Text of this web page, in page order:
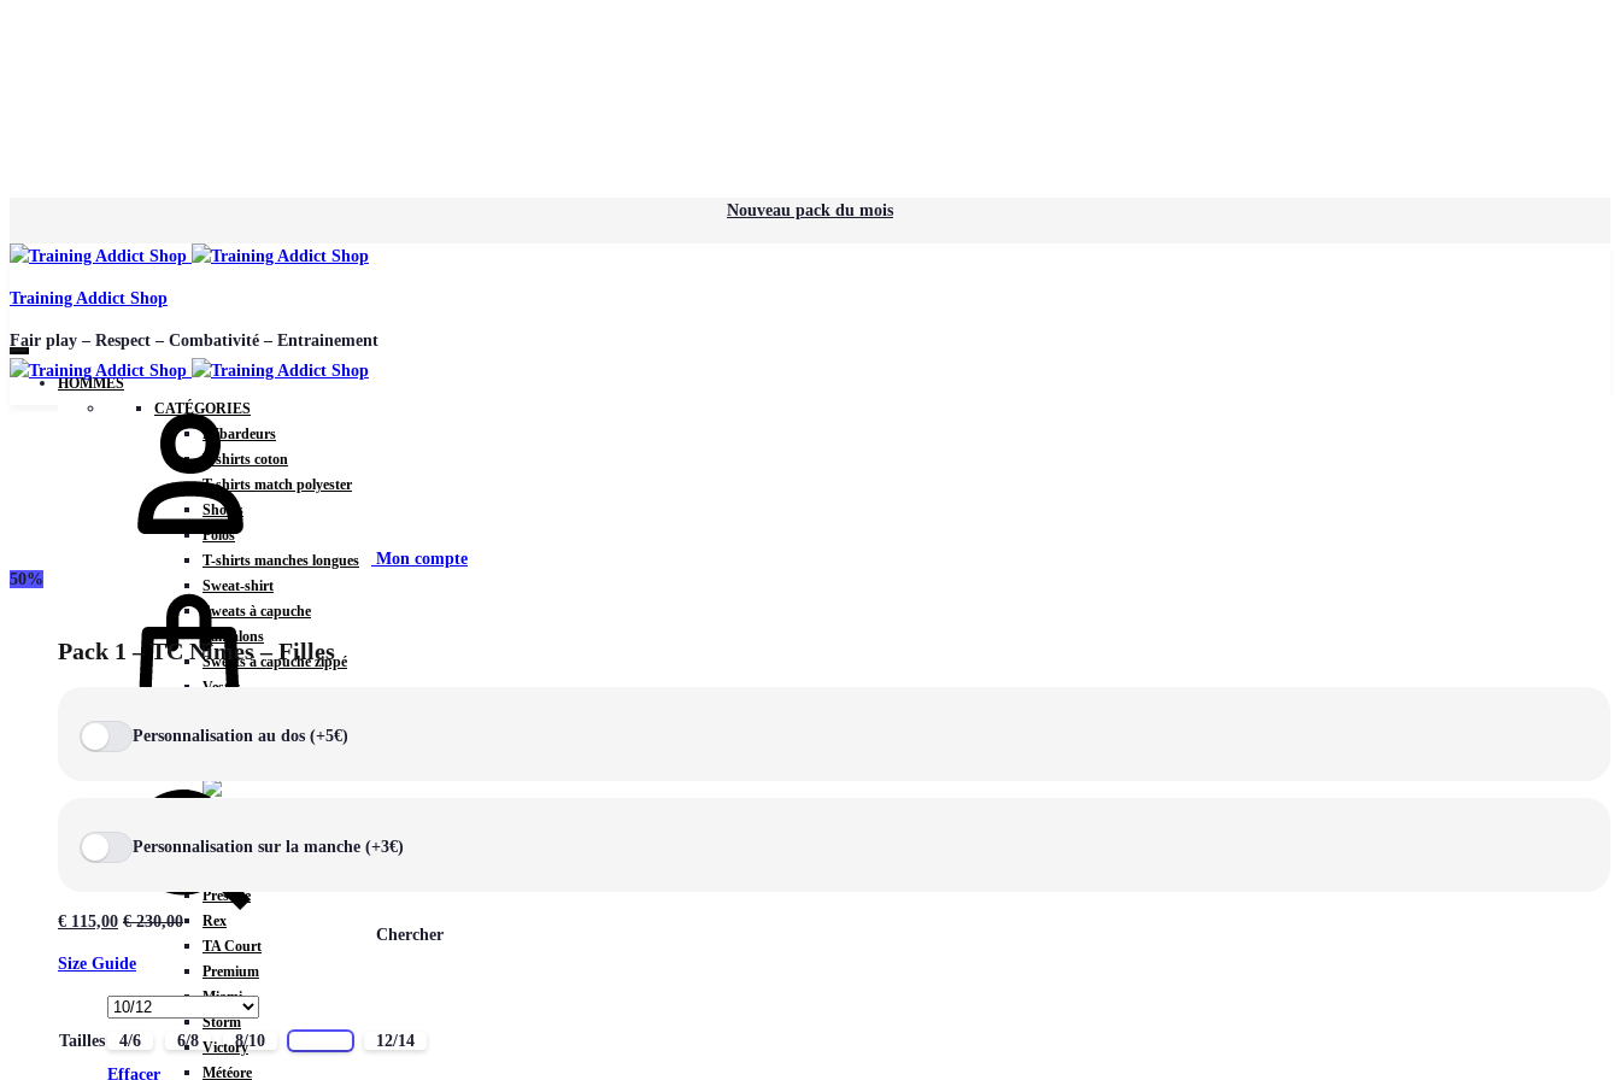
Nouveau pack du mois
Training Addict Shop
Fair play – Respect – Combativité – Entrainement
HOMMES
CATÉGORIES
Débardeurs
T-shirts coton
T-shirts match polyester
Shorts
Polos
T-shirts manches longues
Sweat-shirt
Sweats à capuche
Pantalons
Sweats à capuche zippé
Vestes
Prestige
Rex
TA Court
Premium
Miami
Storm
Victory
Météore
Mon compte
Chercher
50%
Pack 1 – TC Nîmes – Filles
Personnalisation au dos (+5€)
Personnalisation sur la manche (+3€)
€ 115,00 €230,00
Size Guide
Tailles 4/6 6/8 8/10
12/14
Effacer